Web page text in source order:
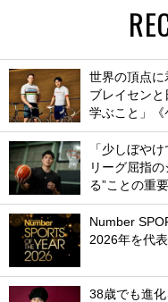
世界の頂点に
ブレイセン
学ぶこと」《
「少しぼや
リーグ屈指
る”ことの重
Number
2026年を代
38歳でも進